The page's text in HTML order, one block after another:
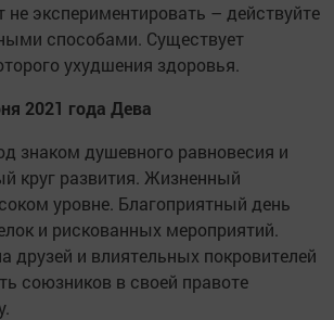
экспериментировать – действуйте
способами. Существует
ухудшения здоровья.
2021 года Дева
знаком душевного равновесия и
круг развития. Жизненный
уровне. Благоприятный день
и рискованных мероприятий.
друзей и влиятельных покровителей
союзников в своей правоте